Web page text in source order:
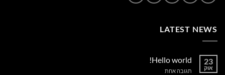
LATEST NEWS
23
אוק
Hello world!
תגובה אחתעל